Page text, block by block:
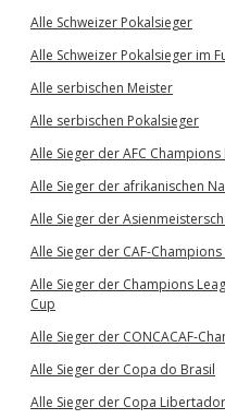
Alle Schweizer Pokalsieger
Alle Schweizer Pokalsieger im
Alle serbischen Meister
Alle serbischen Pokalsieger
Alle Sieger der AFC Champions
Alle Sieger der afrikanischen
Alle Sieger der
Alle Sieger der CAF-
Alle Sieger der Champions
Cup
Alle Sieger der CONCACAF-
Alle Sieger der Copa do Brasil
Alle Sieger der Copa